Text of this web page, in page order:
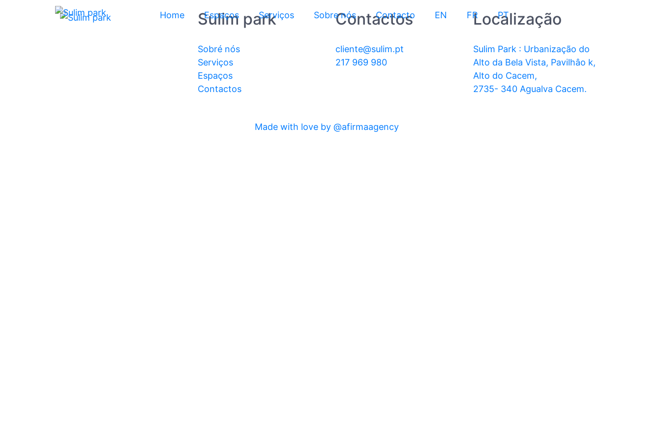
Home Espaços Serviços Sobre nós Contacto EN FR PT
Sulim park
Sobré nós
Serviços
Espaços
Contactos
Contactos
cliente@sulim.pt
217 969 980
Localização
Sulim Park : Urbanização do
Alto da Bela Vista, Pavilhâo k,
Alto do Cacem,
2735- 340 Agualva Cacem.
Made with love by @afirmaagency